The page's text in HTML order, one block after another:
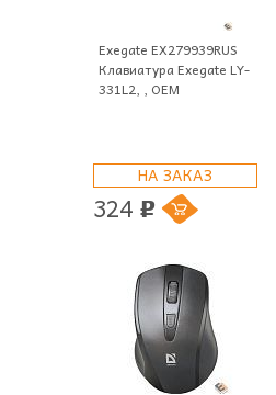
Exegate EX279939RUS
Клавиатура Exegate LY-
331L2, , OEM
НА ЗАКАЗ
324 p